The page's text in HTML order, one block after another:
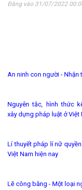
Đăng vào 31/07/2022
An ninh con người - Nhận
Nguyên tắc, hình thức
xây dựng pháp luật ở Việt
Lí thuyết pháp lí nữ
Việt Nam hiện nay
Lẽ công bằng - Một loại